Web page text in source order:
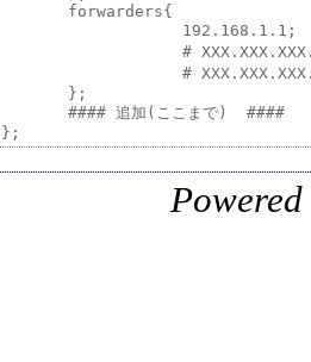
       forwarders{
192.168.1.1;　#
#
#
       };
       #### 追加(ここまで)  ####